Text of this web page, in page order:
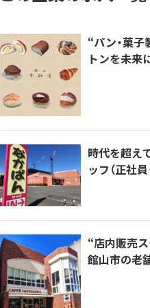
“パン・菓
トンを未来
時代を超え
ッフ（正社
“店内販売
館山市の老